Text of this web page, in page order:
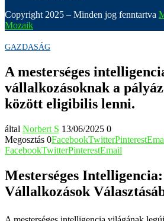
Copyright 2025 – Minden jog fenntartva
Mozaik
GAZDASÁG
A mesterséges
vállalkozásoknak a
között eligibilis lenni.
által Norbert S 13/06/2025 0
Megosztás 0FacebookTwitterPinterest
FacebookTwitterPinterestEmail
Mesterséges
Vállalkozások